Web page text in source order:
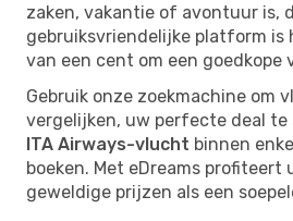
zaken, vakantie of avontuur is,
gebruiksvriendelijke platform
van een cent om een goedkope
Gebruik onze zoekmachine om
vergelijken, uw perfecte deal te
ITA Airways-vlucht binnen
boeken. Met eDreams profiteert
geweldige prijzen als een